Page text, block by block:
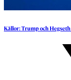
Källor:TrumpochHegseth